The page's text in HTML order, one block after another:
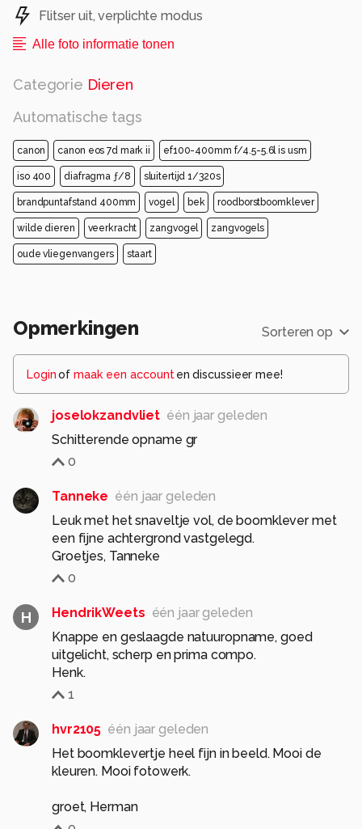
Flitser uit, verplichte modus
Alle foto informatie tonen
Categorie Dieren
Automatische tags
canon canon eos 7d mark ii ef100-400mm f/4.5-5.6l is usm
iso 400 diafragma ƒ/8 sluitertijd 1/320s
brandpuntafstand 400mm vogel bek roodborstboomklever
wilde dieren veerkracht zangvogel zangvogels
oude vliegenvangers staart
Opmerkingen Sorteren op
Loginof maak een account en discussieer mee!
joselokzandvliet één jaar geleden
Schitterende opname gr
0
Tanneke één jaar geleden
Leuk met het snaveltje vol, de boomklever met
een fijne achtergrond vastgelegd.
Groetjes, Tanneke
0
H HendrikWeets één jaar geleden
Knappe en geslaagde natuuropname, goed
uitgelicht, scherp en prima compo.
Henk.
1
hvr2105 één jaar geleden
Het boomklevertje heel fijn in beeld. Mooi de
kleuren. Mooi fotowerk.
groet, Herman